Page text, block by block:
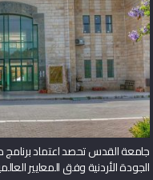
جامعة القدس تحصد اعتماد
الجودة الأردنية وفق المعايير